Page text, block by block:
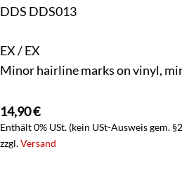
DDS DDS013
EX / EX
Minor hairline marks on vinyl,
14,90€
Enthält 0% USt. (kein USt-Ausweis gem.
zzgl.Versand